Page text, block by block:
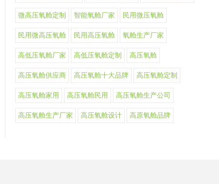
微高压氧舱定制 智能氧舱厂家 民用微压氧舱
民用微高压氧舱 民用高压氧舱 氧舱生产厂家
高低压氧舱厂家 高低压氧舱定制 高压氧舱
高压氧舱供应商 高压氧舱十大品牌 高压氧舱定制
高压氧舱家用 高压氧舱民用 高压氧舱生产公司
高压氧舱生产厂家 高压氧舱设计 高原氧舱品牌